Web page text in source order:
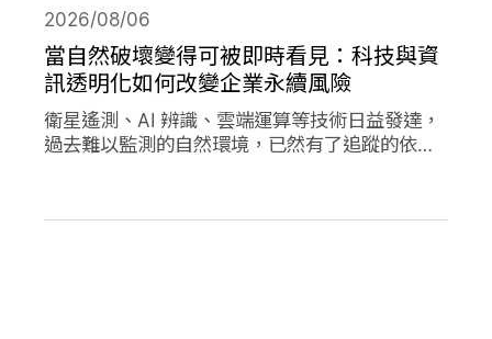
當自然破壞變得可被即時看見：科技與資
訊透明化如何改變企業永續風險
2026/08/06
衛星遙測、AI 辨識、雲端運算等技術日益發達，
過去難以監測的自然環境，已然有了追蹤的依